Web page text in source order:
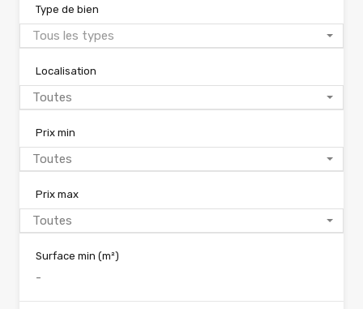
Type de bien
Tous les types
Localisation
Toutes
Prix min
Toutes
Prix max
Toutes
Surface min (m²)